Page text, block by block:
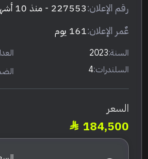
رقم الإعلان:227553 - منذ 10 أشهر
عٌمر الإعلان:161 يوم
السنة:2023
السلندرات:4
السعر
184,500